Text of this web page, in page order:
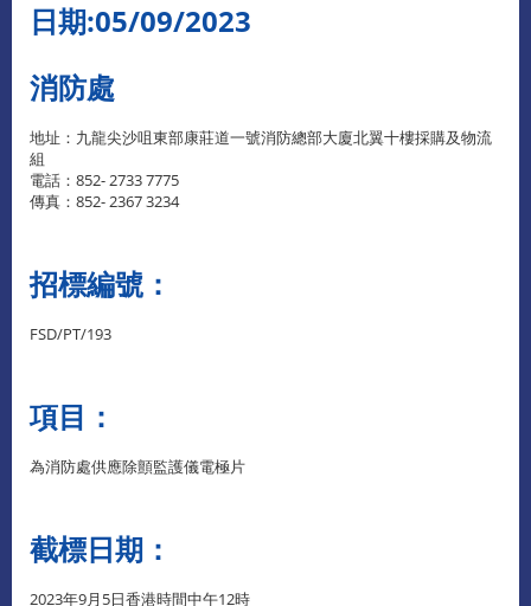
日期:05/09/2023
消防處
地址：九龍尖沙咀東部康莊道一號消防總部大廈北翼十樓採購及物流
組
電話：852- 2733 7775
傳真：852- 2367 3234
招標編號：
FSD/PT/193
項目：
為消防處供應除顫監護儀電極片
截標日期：
2023年9月5日香港時間中午12時